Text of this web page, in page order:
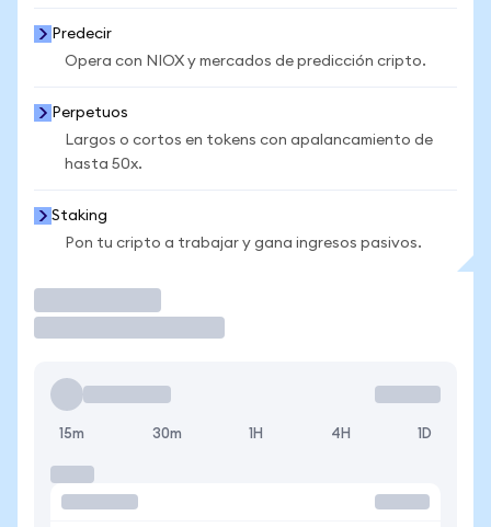
Predecir
Opera con NIOX y mercados de predicción cripto.
Perpetuos
Largos o cortos en tokens con apalancamiento de
hasta 50x.
Staking
Pon tu cripto a trabajar y gana ingresos pasivos.
15m 30m 1H 4H 1D